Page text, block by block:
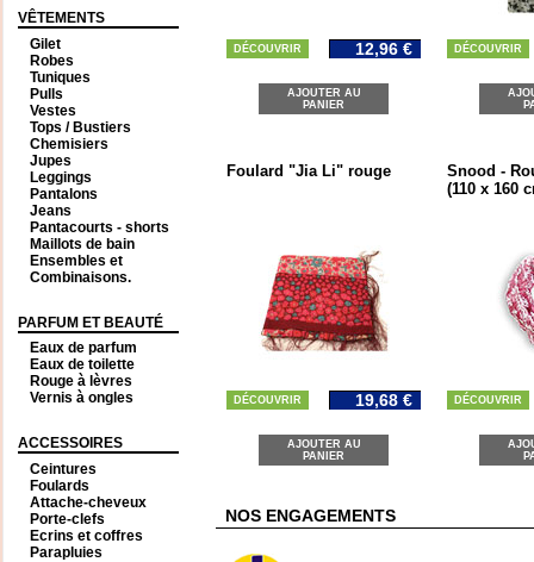
VÊTEMENTS
Gilet
Robes
Tuniques
Pulls
Vestes
Tops / Bustiers
Chemisiers
Jupes
Leggings
Pantalons
Jeans
Pantacourts - shorts
Maillots de bain
Ensembles et
Combinaisons.
PARFUM ET BEAUTÉ
Eaux de parfum
Eaux de toilette
Rouge à lèvres
Vernis à ongles
ACCESSOIRES
Ceintures
Foulards
Attache-cheveux
Porte-clefs
Ecrins et coffres
Parapluies
DÉCOUVRIR 12,96 €
AJOUTER AU
PANIER
DÉCOUVRIR
Foulard "Jia Li" rouge
DÉCOUVRIR 19,68 €
AJOUTER AU
PANIER
Snood -
(110 x 160
DÉCOUVRIR
NOS ENGAGEMENTS